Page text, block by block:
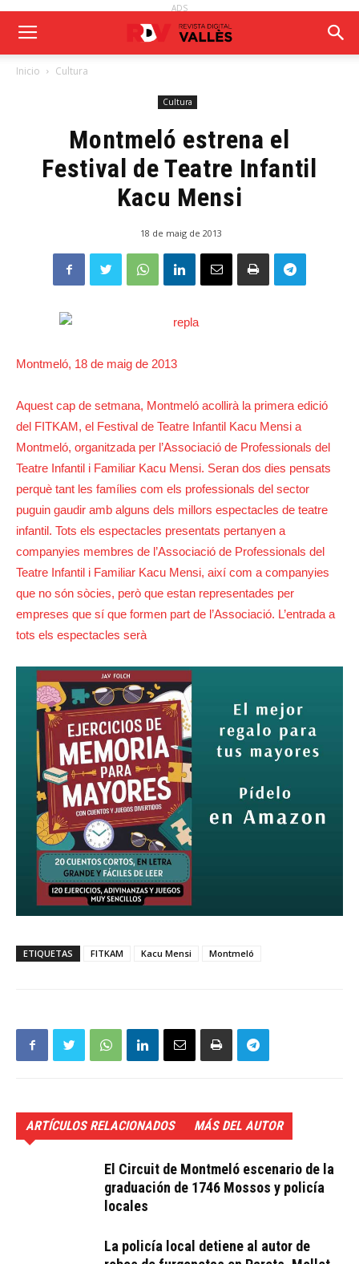
ADS
Inicio Cultura
Cultura
Montmeló estrena el
Festival de Teatre Infantil
Kacu Mensi
18 de maig de 2013
Montmeló, 18 de maig de 2013
Aquest cap de setmana, Montmeló acollirà la primera edició
del FITKAM, el Festival de Teatre Infantil Kacu Mensi a
Montmeló, organitzada per l’Associació de Professionals del
Teatre Infantil i Familiar Kacu Mensi. Seran dos dies pensats
perquè tant les famílies com els professionals del sector
puguin gaudir amb alguns dels millors espectacles de teatre
infantil. Tots els espectacles presentats pertanyen a
companyies membres de l’Associació de Professionals del
Teatre Infantil i Familiar Kacu Mensi, així com a companyies
que no són sòcies, però que estan representades per
empreses que sí que formen part de l’Associació. L’entrada a
tots els espectacles serà
ETIQUETAS FITKAM Kacu Mensi Montmeló
ARTÍCULOS RELACIONADOS MÁS DEL AUTOR
El Circuit de Montmeló escenario de la
graduación de 1746 Mossos y policía
locales
La policía local detiene al autor de